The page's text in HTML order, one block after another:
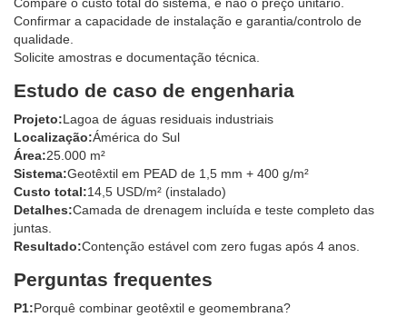
Confirmar a capacidade de instalação e garantia/controlo de
qualidade.
Solicite amostras e documentação técnica.
Estudo de caso de engenharia
Projeto:Lagoa de águas residuais industriais
Localização:Ámérica do Sul
Área:25.000 m²
Sistema:Geotêxtil em PEAD de 1,5 mm + 400 g/m²
Custo total:14,5 USD/m² (instalado)
Detalhes:Camada de drenagem incluída e teste completo das
juntas.
Resultado:Contenção estável com zero fugas após 4 anos.
Perguntas frequentes
P1:Porquê combinar geotêxtil e geomembrana?